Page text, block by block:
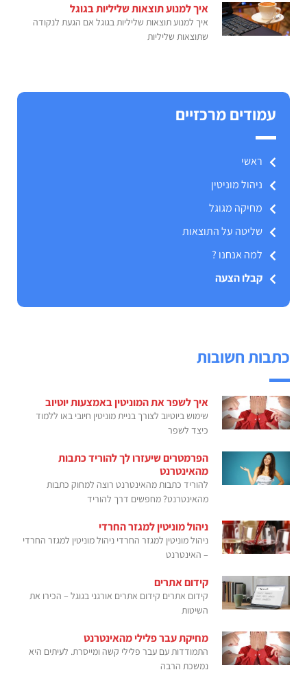
איך למנוע תוצאות שליליות בגוגל
איך למנוע תוצאות שליליות בגוגל אם הגעת לנקודה
שתוצאות שליליות
עמודים מרכזיים
ראשי
ניהול מוניטין
מחיקה מגוגל
שליטה על התוצאות
למה אנחנו ?
קבלו הצעה
כתבות חשובות
איך לשפר את המוניטין באמצעות יוטיוב
שימוש ביוטיוב לצורך בניית מוניטין חיובי באו ללמוד
כיצד לשפר
הפרמטרים שיעזרו לך להוריד כתבות
מהאינטרנט
להוריד כתבות מהאינטרנט רוצה למחוק כתבות
מהאינטרנט? מחפשים דרך להוריד
ניהול מוניטין למגזר החרדי
ניהול מוניטין למגזר החרדי ניהול מוניטין למגזר החרדי
– האינטרנט
קידום אתרים
קידום אתרים קידום אתרים אורגני בגוגל – הכירו את
השיטות
מחיקת עבר פלילי מהאינטרנט
התמודדות עם עבר פלילי קשה ומייסרת. לעיתים היא
נמשכת הרבה